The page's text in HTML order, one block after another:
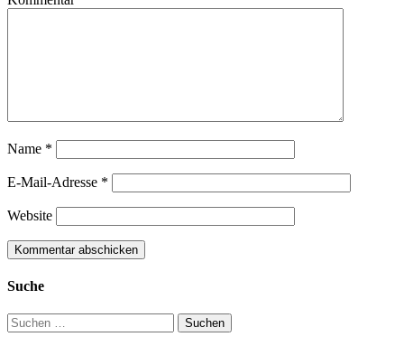
Name *
E-Mail-Adresse *
Website
Suche
Suchen
nach: